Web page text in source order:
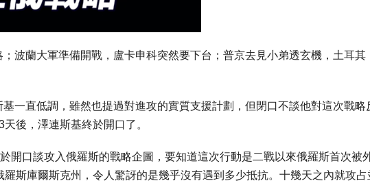
波蘭大軍準備開戰，盧卡申科突然要下台；普京去見小弟透玄機，土耳其
一直低調，雖然也提過對進攻的實質支援計劃，但閉口不談他對這次戰略
後，澤連斯基終於開口了。
開口談攻入俄羅斯的戰略企圖，要知道這次行動是二戰以來俄羅斯首次被
斯庫爾斯克州，令人驚訝的是幾乎沒有遇到多少抵抗。十幾天之內就攻占